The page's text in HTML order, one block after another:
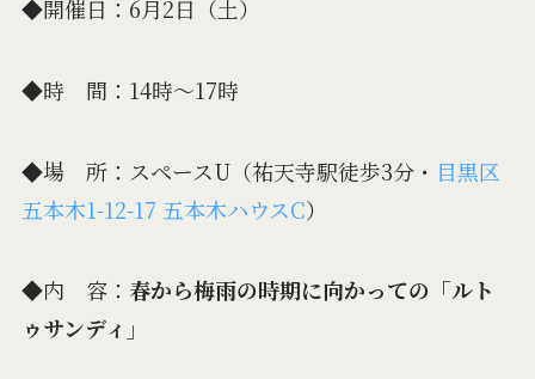
◆開催日：6月2日（土）
◆時 間：14時〜17時
◆場 所：スペースU（祐天寺駅徒歩3分・ 目黒区
五本木1-12-17 五本木ハウスC）
◆内 容： 春から梅雨の時期に向かっての「ルト
ゥサンディ」